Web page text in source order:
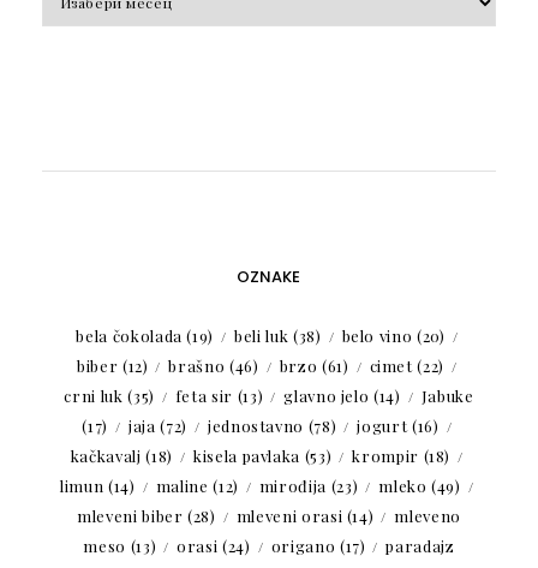
OZNAKE
bela čokolada (19) beli luk (38) belo vino (20)
biber (12) brašno (46) brzo (61) cimet(22)
crni luk (35) feta sir (13) glavno jelo (14)
Jabuke
(17)
jaja (72) jednostavno (78) jogurt(16)
kačkavalj (18) kisela pavlaka (53) krompir (18)
limun (14) maline (12) mirođija (23) mleko (49)
mleveni biber (28) mleveni orasi (14)
mleveno
meso (13) orasi (24) origano (17)
paradajz